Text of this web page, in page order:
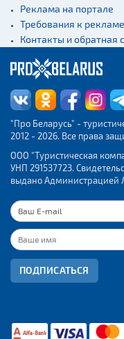
Реклама на портале
Требования к рекламе
Контакты и обратная
"Про Беларусь" -
2012 - 2026. Все права
ООО "Туристическая
УНП 291537723.
выдано Администрацией
ПОДПИСАТЬСЯ